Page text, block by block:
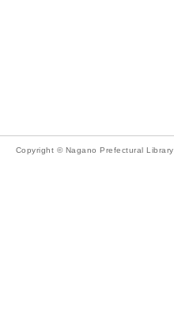
Copyright © Nagano Prefectural Library